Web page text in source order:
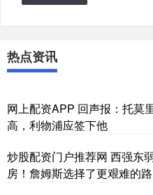
热点资讯
网上配资APP 回声报：托莫
高，利物浦应签下他
炒股配资门户推荐网 西强东
房！詹姆斯选择了更艰难的路